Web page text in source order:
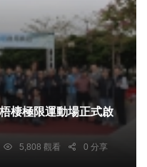
5,808 觀看 0 分享